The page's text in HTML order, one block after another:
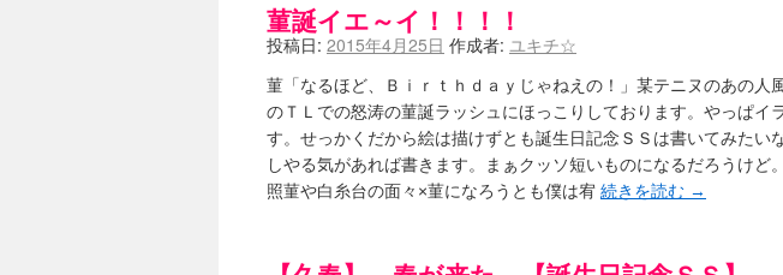
菫誕イエ～イ！！！！
投稿日: 2015年4月25日 作成者: ユキチ☆
菫「なるほど、Ｂｉｒｔｈｄａｙじゃねえの！」某テニヌのあの人
のＴＬでの怒涛の菫誕ラッシュにほっこりしております。やっぱイ
す。せっかくだから絵は描けずとも誕生日記念ＳＳは書いてみたい
しやる気があれば書きます。まぁクッソ短いものになるだろうけど
照菫や白糸台の面々×菫になろうとも僕は宥 続きを読む →